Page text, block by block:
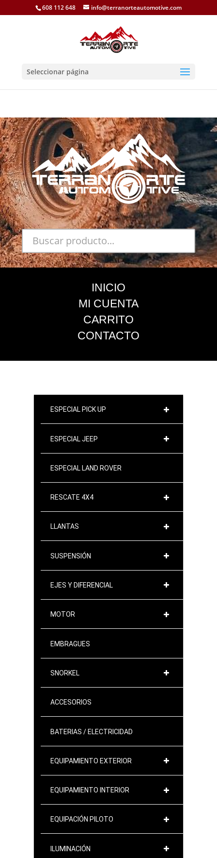
608 112 648 info@terranorteautomotive.com
Seleccionar página
INICIO
MI CUENTA
CARRITO
CONTACTO
ESPECIAL PICK UP
ESPECIAL JEEP
ESPECIAL LAND ROVER
RESCATE 4X4
LLANTAS
SUSPENSIÓN
EJES Y DIFERENCIAL
MOTOR
EMBRAGUES
SNORKEL
ACCESORIOS
BATERIAS / ELECTRICIDAD
EQUIPAMIENTO EXTERIOR
EQUIPAMIENTO INTERIOR
EQUIPACIÓN PILOTO
ILUMINACIÓN